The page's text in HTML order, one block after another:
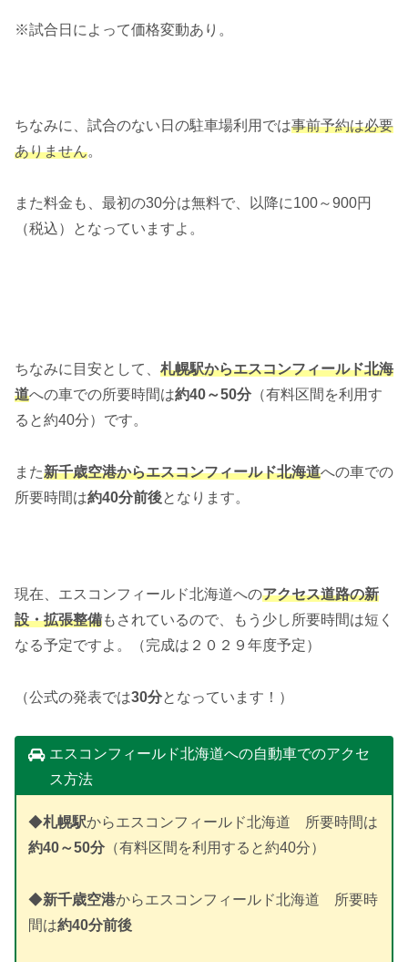
※試合日によって価格変動あり。
ちなみに、試合のない日の駐車場利用では事前予約は必要
ありません。
また料金も、最初の30分は無料で、以降に100～900円
（税込）となっていますよ。
ちなみに目安として、 札幌駅からエスコンフィールド北海
道への車での所要時間は約40～50分 （有料区間を利用す
ると約40分）です。
また新千歳空港からエスコンフィールド北海道への車での
所要時間は約40分前後となります。
現在、エスコンフィールド北海道へのアクセス道路の新
設・拡張整備もされているので、もう少し所要時間は短く
なる予定ですよ。（完成は２０２９年度予定）
（公式の発表では30分となっています！）
エスコンフィールド北海道への自動車でのアクセ
ス方法
◆札幌駅からエスコンフィールド北海道 所要時間は
約40～50分（有料区間を利用すると約40分）
◆新千歳空港からエスコンフィールド北海道 所要時
間は約40分前後